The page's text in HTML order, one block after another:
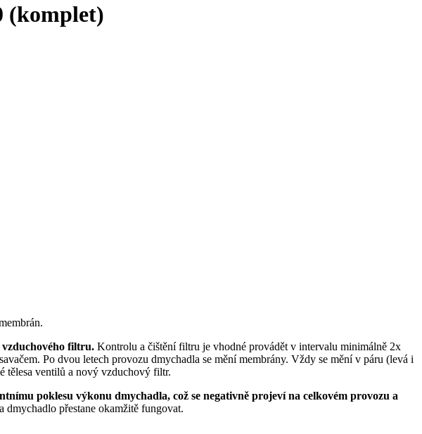
(komplet)
filtru. Kontrolu a čištění filtru je vhodné provádět v intervalu minimálně 2x
Po dvou letech provozu dmychadla se mění membrány. Vždy se mění v páru (levá i
tělesa ventilů a nový vzduchový filtr.
poklesu výkonu dmychadla, což se negativně projeví na celkovém provozu a
dmychadlo přestane okamžitě fungovat.